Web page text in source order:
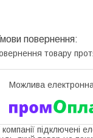
товару
підключені